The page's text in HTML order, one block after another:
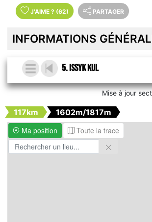
J'AIME ? (62) PARTAGER
INFORMATIONS
5. Issyk kul
Mise à jour
117km
1602m/1817m
Ma position
Toute la trace